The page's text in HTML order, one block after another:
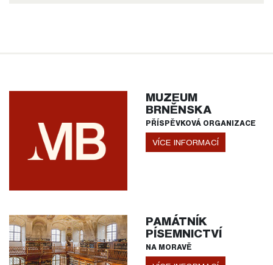
MUZEUM
BRNĚNSKA
PŘÍSPĚVKOVÁ ORGANIZACE
VÍCE INFORMACÍ
PAMÁTNÍK
PÍSEMNICTVÍ
NA MORAVĚ